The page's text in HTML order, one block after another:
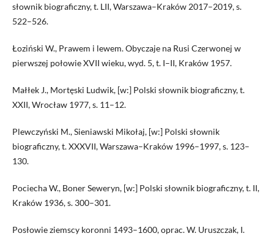
słownik biograficzny, t. LII, Warszawa–Kraków 2017–2019, s.
522–526.
Łoziński W., Prawem i lewem. Obyczaje na Rusi Czerwonej w
pierwszej połowie XVII wieku, wyd. 5, t. I–II, Kraków 1957.
Małłek J., Mortęski Ludwik, [w:] Polski słownik biograficzny, t.
XXII, Wrocław 1977, s. 11–12.
Plewczyński M., Sieniawski Mikołaj, [w:] Polski słownik
biograficzny, t. XXXVII, Warszawa–Kraków 1996–1997, s. 123–
130.
Pociecha W., Boner Seweryn, [w:] Polski słownik biograficzny, t. II,
Kraków 1936, s. 300–301.
Posłowie ziemscy koronni 1493–1600, oprac. W. Uruszczak, I.